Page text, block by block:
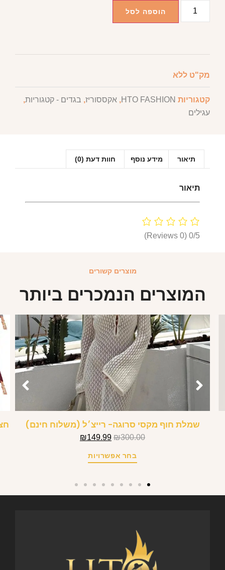
הוספה לסל
מק"ט ללא
קטגוריות HTO FASHION
, אקססוריז, בגדים - קטגוריות,
עגילים
תיאור מידע נוסף חוות דעת (0)
תיאור
0/5
(0 Reviews)
מוצרים קשורים
המוצרים הנמכרים ביותר
שמלת חוף מקסי סרוגה- רייצ׳ל (משלוח חינם)
₪300.00
₪149.99
בחר אפשרויות